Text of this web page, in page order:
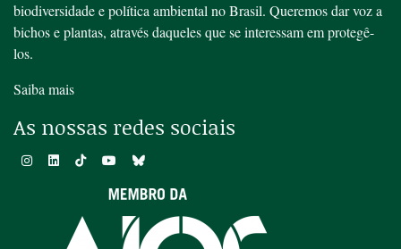
biodiversidade e política ambiental no Brasil. Queremos dar voz a
bichos e plantas, através daqueles que se interessam em protegê-
los.
Saiba mais
As nossas redes sociais